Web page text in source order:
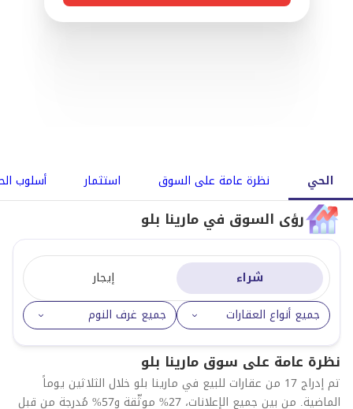
الحي نظرة عامة على السوق استثمار أسلوب
رؤى السوق في مارينا بلو
شراء
إيجار
جميع أنواع العقارات
جميع غرف النوم
نظرة عامة على سوق مارينا بلو
تم إدراج 17 من عقارات للبيع في مارينا بلو خلال الثلاثين يوماً
الماضية. من بين جميع الإعلانات، 27% موثّقة و57% مُدرجة من قبل